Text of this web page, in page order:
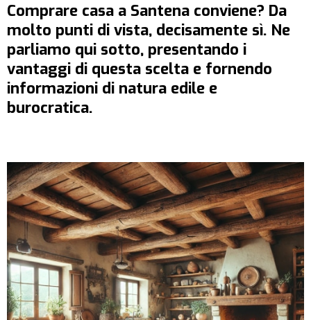
Comprare casa a Santena conviene? Da
molto punti di vista, decisamente sì. Ne
parliamo qui sotto, presentando i
vantaggi di questa scelta e fornendo
informazioni di natura edile e
burocratica.